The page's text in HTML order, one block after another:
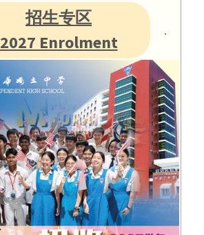
招生专区
2027 Enrolment